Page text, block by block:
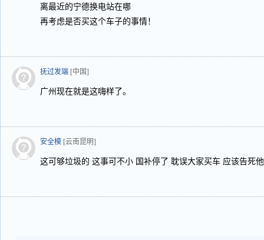
离最近的宁德换电站在哪
再考虑是否买这个车子的事情！
抚过发端 [中国]
广州现在就是这嗨样了。
安全模 [云南昆明]
这可够垃圾的 这事可不小 国补停了 耽误大家买车 应该告死